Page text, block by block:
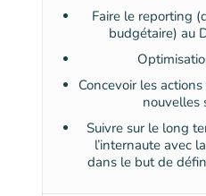
Faire le reporting
budgétaire) au
Concevoir les
nouvelles
Suivre sur le long
l’internaute avec
dans le but de